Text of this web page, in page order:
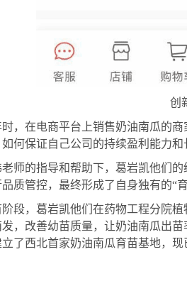
创
时，在电商平台上销售奶油南瓜的
何保证自己公司的持续盈利能力和
师的指导和帮助下，葛岩凯他们
质管控，最终形成了自身独有的“
段，葛岩凯他们在药物工程分院
，改善幼苗质量，让奶油南瓜出苗
了西北首家奶油南瓜育苗基地，现